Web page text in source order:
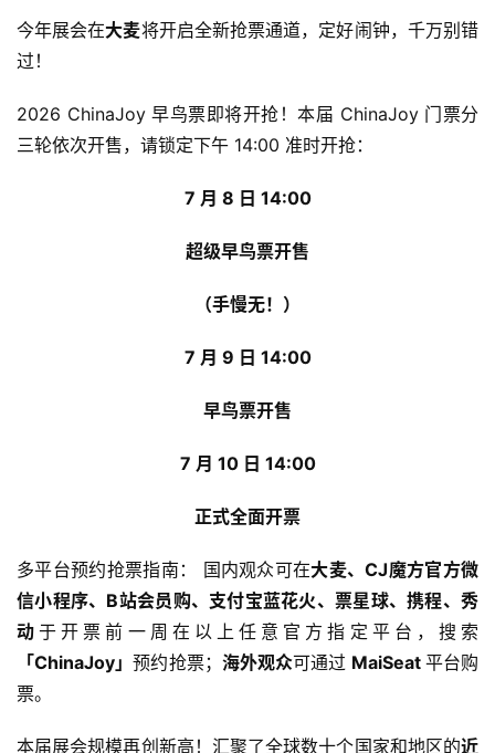
今年展会在大麦将开启全新抢票通道，定好闹钟，千万别错
过！
2026 ChinaJoy 早鸟票即将开抢！本届 ChinaJoy 门票分
三轮依次开售，请锁定下午 14:00 准时开抢：
7 月 8 日 14:00
超级早鸟票开售
（手慢无！）
7 月 9 日 14:00
早鸟票开售
7 月 10 日 14:00
正式全面开票
多平台预约抢票指南： 国内观众可在大麦、CJ魔方官方微
信小程序、B站会员购、支付宝蓝花火、票星球、携程、秀
动于开票前一周在以上任意官方指定平台，搜索
「ChinaJoy」预约抢票； 海外观众可通过 MaiSeat 平台购
票。
本届展会规模再创新高！汇聚了全球数十个国家和地区的近